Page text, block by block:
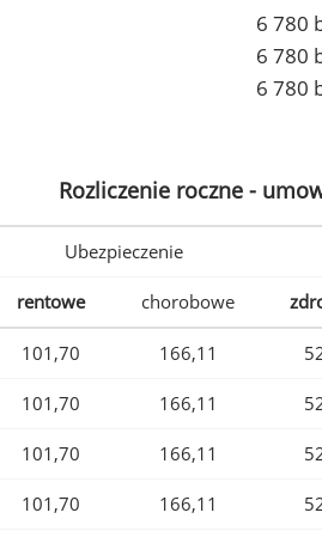
6 780
6 780
6 780
Rozliczenie roczne -
Ubezpieczenie
rentowe chorobowe
101,70 166,11
101,70 166,11
101,70 166,11
101,70 166,11